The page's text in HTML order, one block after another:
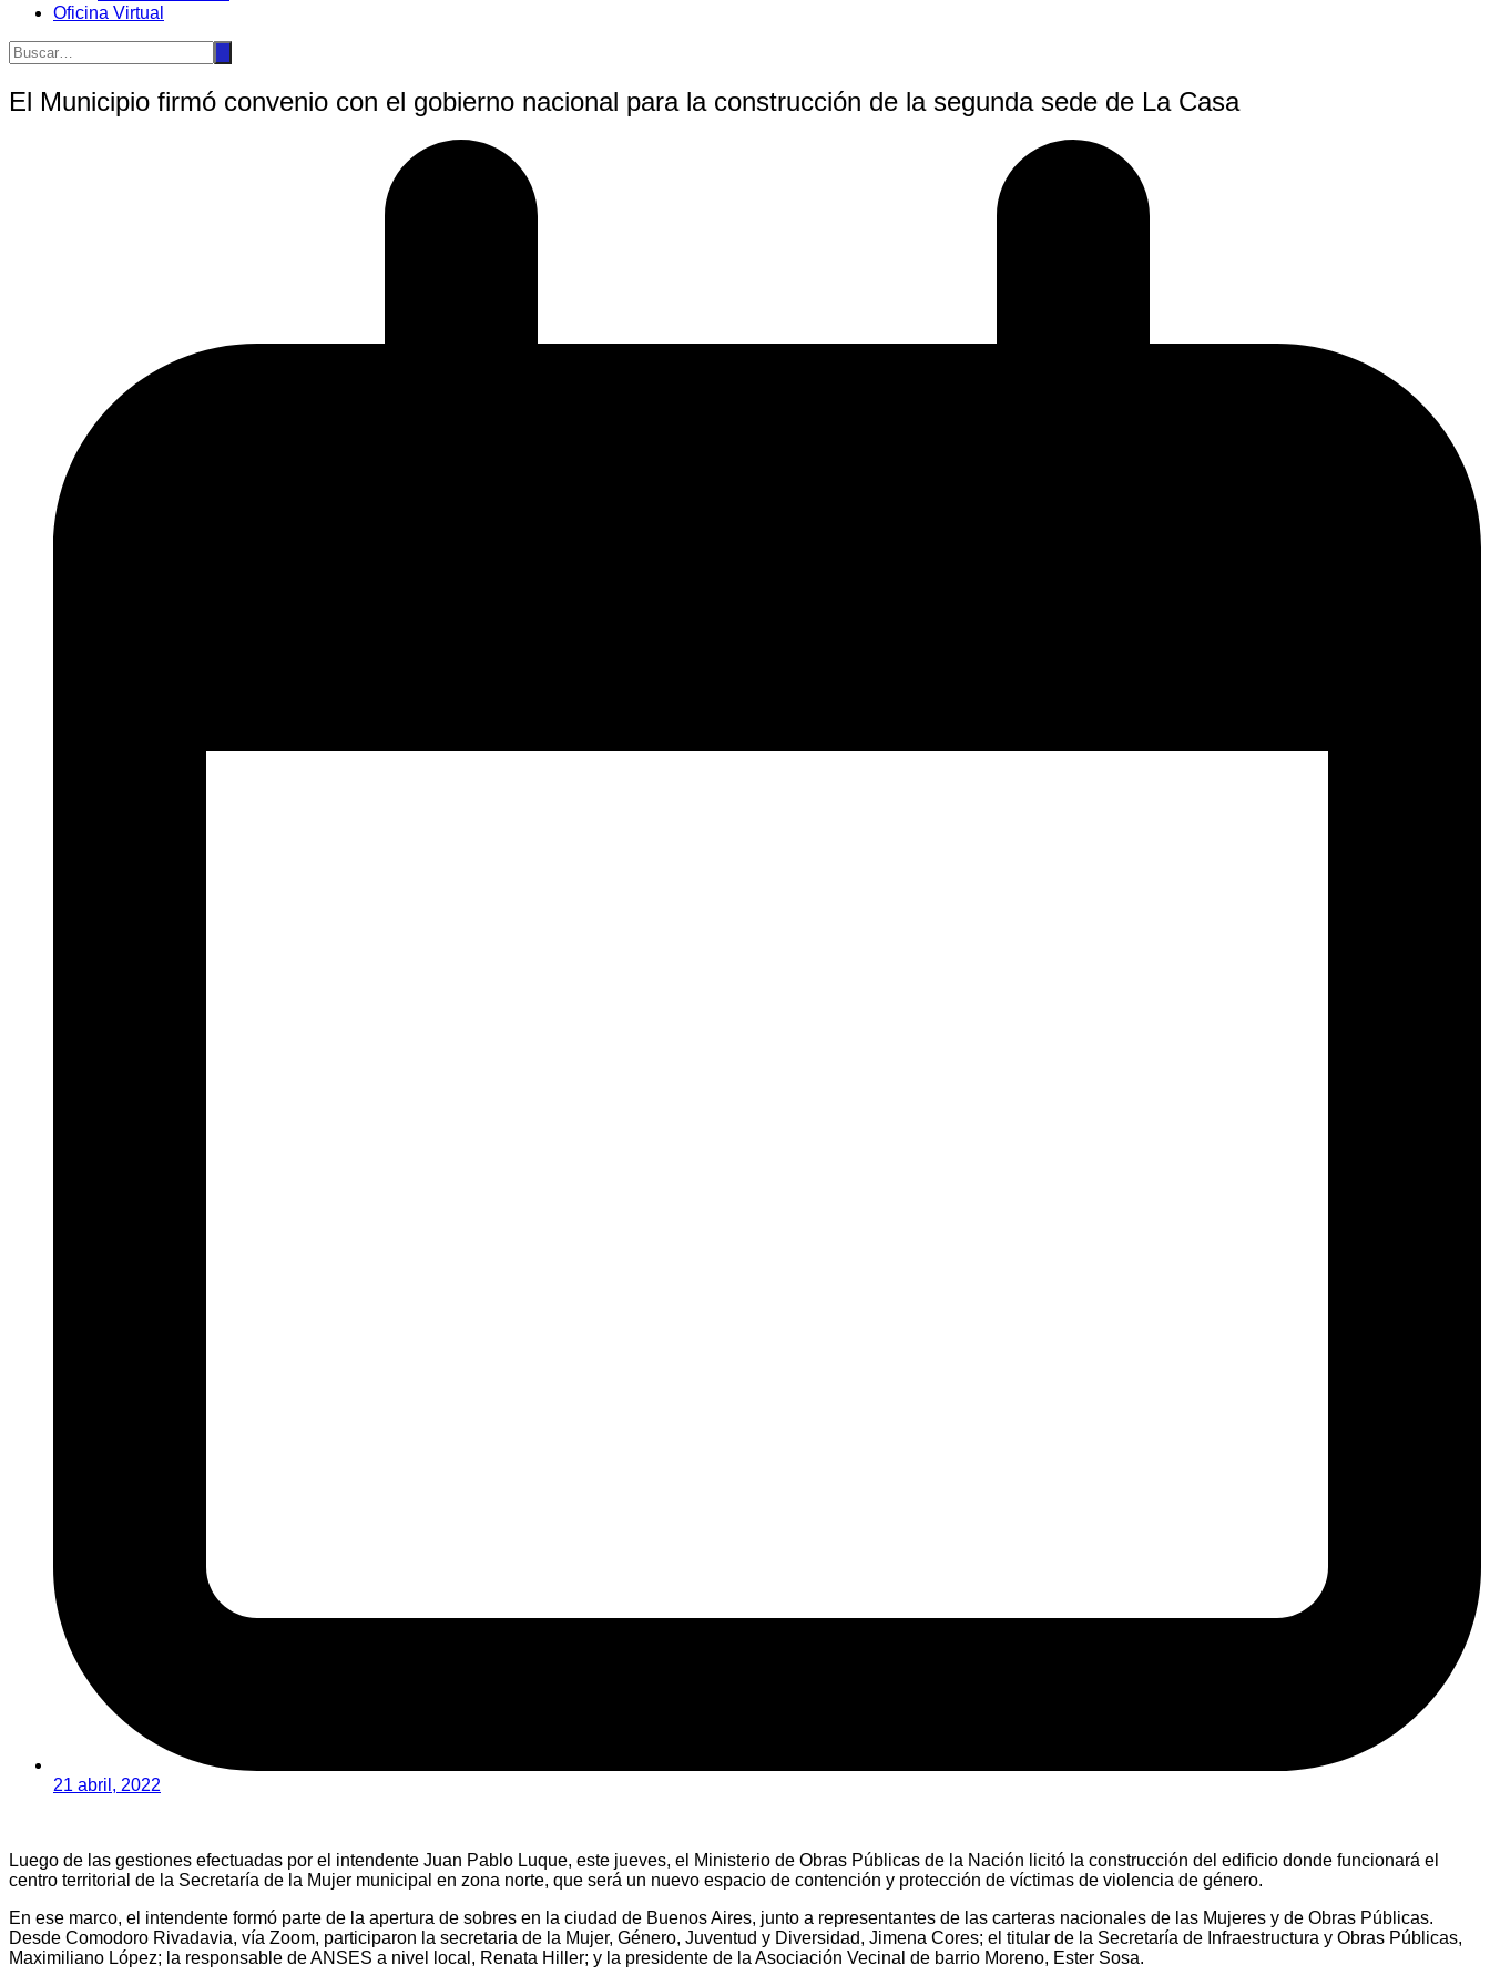
Oficina Virtual
El Municipio firmó convenio con el gobierno nacional para la construcción de la segunda sede de La Casa
21 abril, 2022
Luego de las gestiones efectuadas por el intendente Juan Pablo Luque, este jueves, el Ministerio de Obras Públicas de la Nación licitó la construcción del edificio donde funcionará el
centro territorial de la Secretaría de la Mujer municipal en zona norte, que será un nuevo espacio de contención y protección de víctimas de violencia de género.
En ese marco, el intendente formó parte de la apertura de sobres en la ciudad de Buenos Aires, junto a representantes de las carteras nacionales de las Mujeres y de Obras Públicas.
Desde Comodoro Rivadavia, vía Zoom, participaron la secretaria de la Mujer, Género, Juventud y Diversidad, Jimena Cores; el titular de la Secretaría de Infraestructura y Obras Públicas,
Maximiliano López; la responsable de ANSES a nivel local, Renata Hiller; y la presidente de la Asociación Vecinal de barrio Moreno, Ester Sosa.